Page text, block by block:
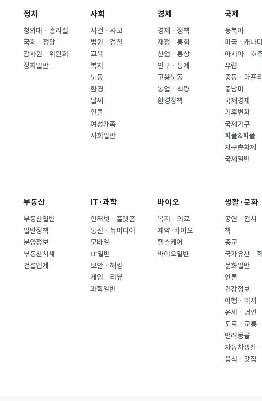
정치
청와대ㆍ총리실
국회ㆍ정당
감사원ㆍ위원회
정치일반
사회
사건ㆍ사고
법원ㆍ검찰
교육
복지
노동
환경
날씨
인물
여성가족
사회일반
경제
경제ㆍ정책
재정ㆍ통화
산업ㆍ통상
인구ㆍ통계
고용노동
농업ㆍ식량
환경정책
국제
동북아
미국ㆍ캐나
아시아ㆍ호
유럽
중동ㆍ아프
중남미
국제경제
기후변화
국제기구
피플&피플
지구촌화제
국제일반
부동산
부동산일반
일반정책
분양정보
부동산시세
건설업계
IT·과학
인터넷ㆍ플랫폼
통신ㆍ뉴미디어
모바일
IT일반
보안ㆍ해킹
게임ㆍ리뷰
과학일반
바이오
복지ㆍ의료
제약·바이오
헬스케어
바이오일반
생활·문화
공연ㆍ전시
책
종교
국가유산ㆍ
문화일반
언론
건강정보
여행ㆍ레저
운세ㆍ명언
도로ㆍ교통
반려동물
자동차생활
음식ㆍ맛집